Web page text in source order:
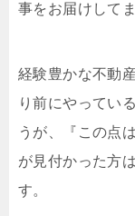
事をお届けして
経験豊かな不動
り前にやってい
うが、『この点
が見付かった方
す。